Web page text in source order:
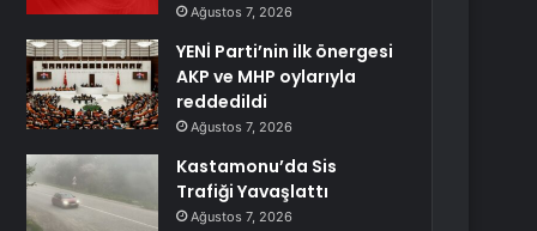
Ağustos 7, 2026
YENİ Parti’nin ilk önergesi
AKP ve MHP oylarıyla
reddedildi
Ağustos 7, 2026
Kastamonu’da Sis
Trafiği Yavaşlattı
Ağustos 7, 2026